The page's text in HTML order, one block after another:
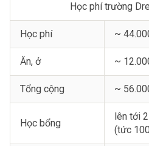
Học phí trường
Học phí ~
Ăn, ở ~
Tổng cộng ~
Học bổng
lên tới
(tức